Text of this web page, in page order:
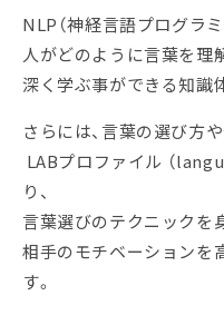
NLP（神経言語プログラミ
人がどのように言葉を理
深く学ぶ事ができる知識
さらには、言葉の選び方
LABプロファイル （
り、
言葉選びのテクニックを
相手のモチベーションを
す。